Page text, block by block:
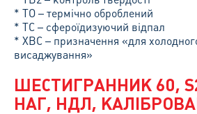
* ТО – термічно оброблений
* ТС – сфероїдизуючий відпал
* ХВС – призначення «для
висаджування»
ШЕСТИГРАННИК 60,
НАГ, НДЛ,